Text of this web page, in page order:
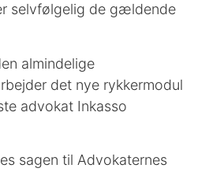
selvfølgelig de gældende
almindelige
det nye rykkermodul
advokat Inkasso
sagen til Advokaternes